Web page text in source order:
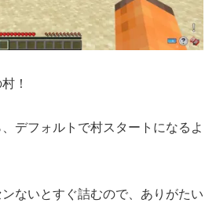
！
デフォルトで村スタートになるよ
ないとすぐ詰むので、ありがたい